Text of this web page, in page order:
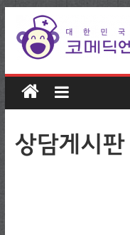
상담게시판